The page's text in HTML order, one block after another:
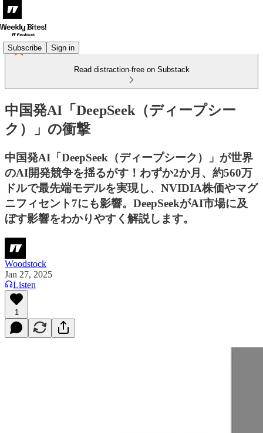
Subscribe Sign in
Read distraction-free on Substack
中国発AI「DeepSeek（ディープシー
ク）」の衝撃
中国発AI「DeepSeek（ディープシーク）」が世界
のAI開発競争を揺るがす！わずか2か月、約560万
ドルで最先端モデルを実現し、NVIDIA株価やマグ
ニフィセント7にも影響。DeepSeekがAI市場に及
ぼす影響をわかりやすく解説します。
Woodstock
Jan 27, 2025
Listen
1